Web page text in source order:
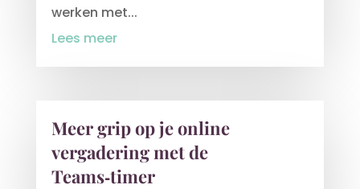
werken met...
Lees meer
Meer grip op je online
vergadering met de
Teams‑timer